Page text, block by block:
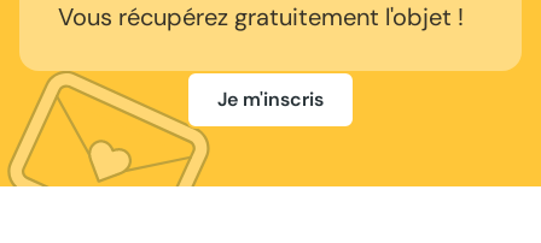
Vous récupérez gratuitement l'objet !
Je m'inscris